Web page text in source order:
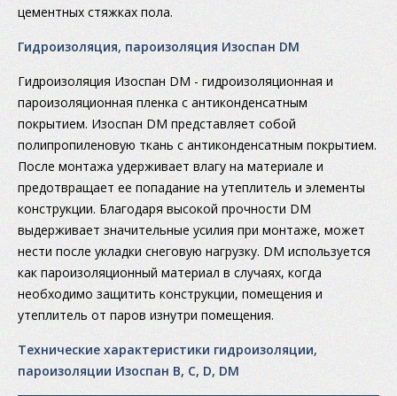
цементных стяжках пола.
Гидроизоляция, пароизоляция Изоспан DM
Гидроизоляция Изоспан DM - гидроизоляционная и
пароизоляционная пленка с антиконденсатным
покрытием. Изоспан DM представляет собой
полипропиленовую ткань с антиконденсатным покрытием.
После монтажа удерживает влагу на материале и
предотвращает ее попадание на утеплитель и элементы
конструкции. Благодаря высокой прочности DM
выдерживает значительные усилия при монтаже, может
нести после укладки снеговую нагрузку. DM используется
как пароизоляционный материал в случаях, когда
необходимо защитить конструкции, помещения и
утеплитель от паров изнутри помещения.
Технические характеристики гидроизоляции,
пароизоляции Изоспан В, С, D, DM